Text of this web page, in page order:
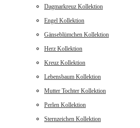
Dagmarkreuz Kollektion
Engel Kollektion
Gänseblümchen Kollektion
Herz Kollektion
Kreuz Kollektion
Lebensbaum Kollektion
Mutter Tochter Kollektion
Perlen Kollektion
Sternzeichen Kollektion